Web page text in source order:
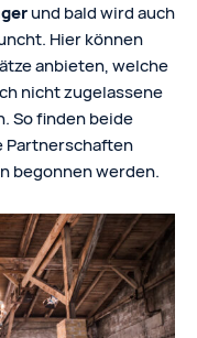
und bald wird auch
Hier können
anbieten, welche
nicht zugelassene
So finden beide
Partnerschaften
begonnen werden.